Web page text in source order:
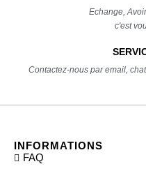
Echange,
c'est
Contactez-nous par email,
INFORMATIONS
FAQ